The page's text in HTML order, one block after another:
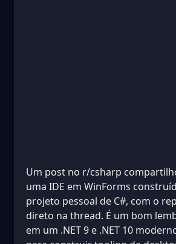
Um post no r/csharp
uma IDE em WinForms
projeto pessoal de C#, com o
direto na thread. É um bom
em um .NET 9 e .NET 10